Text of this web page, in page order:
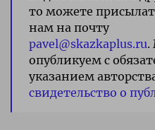
то можете
нам на почту
pavel@skazkaplus.ru.
опубликуем с
указанием
свидетельство о